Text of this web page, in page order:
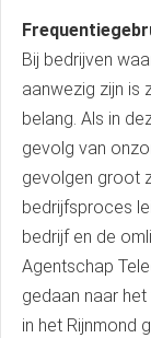
Bij bedrijven
aanwezig zijn is
belang. Als in
gevolg van
gevolgen groot
bedrijfsproces
bedrijf en de
Agentschap
gedaan naar
in het Rijnmond